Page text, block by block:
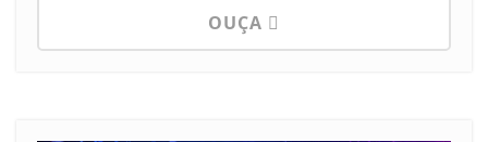
OUÇA